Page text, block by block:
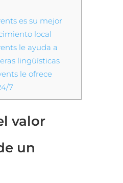
es su mejor
local
le ayuda a
lingüísticas
le ofrece
7
valor
un